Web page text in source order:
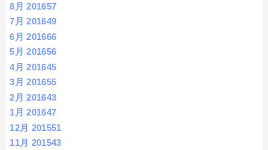
8月 201657
7月 201649
6月 201666
5月 201656
4月 201645
3月 201655
2月 201643
1月 201647
12月 201551
11月 201543